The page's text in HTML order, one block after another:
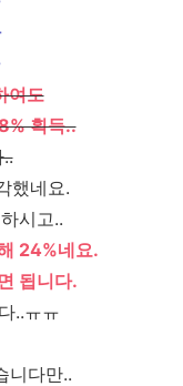
여도
획득..
했네요.
시고..
24%네요.
됩니다.
..ㅠㅠ
니다만..